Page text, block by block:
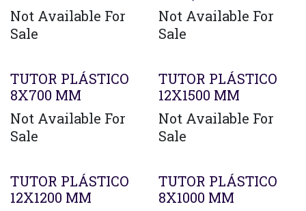
Not Available For
Sale
Not Available For
Sale
TUTOR PLÁSTICO
8X700 MM
Not Available For
Sale
TUTOR PLÁSTICO
12X1500 MM
Not Available For
Sale
TUTOR PLÁSTICO
12X1200 MM
TUTOR PLÁSTICO
8X1000 MM